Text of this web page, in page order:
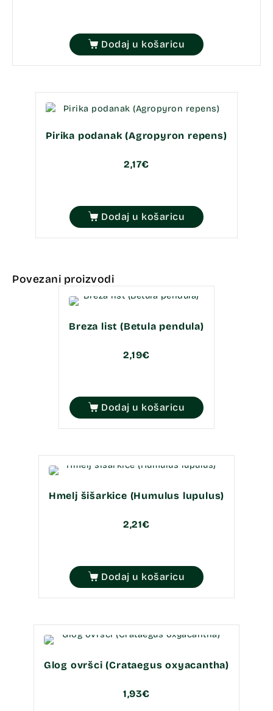
Dodaj u košaricu
Pirika podanak (Agropyron repens)
2,17€
Dodaj u košaricu
Povezani proizvodi
Breza list (Betula pendula)
2,19€
Dodaj u košaricu
Hmelj šišarkice (Humulus lupulus)
2,21€
Dodaj u košaricu
Glog ovršci (Crataegus oxyacantha)
1,93€